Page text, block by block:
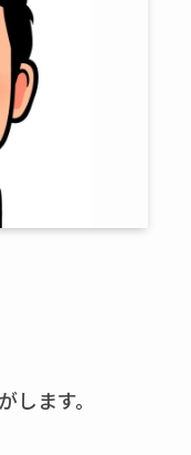
ます。